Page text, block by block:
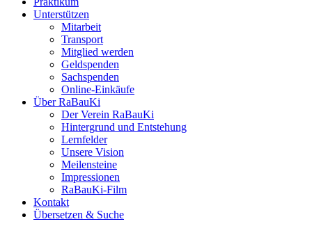
Unterstützen
Mitarbeit
Transport
Mitglied werden
Geldspenden
Sachspenden
Online-Einkäufe
Über RaBauKi
Der Verein RaBauKi
Hintergrund und Entstehung
Lernfelder
Unsere Vision
Meilensteine
Impressionen
RaBauKi-Film
Kontakt
Übersetzen & Suche